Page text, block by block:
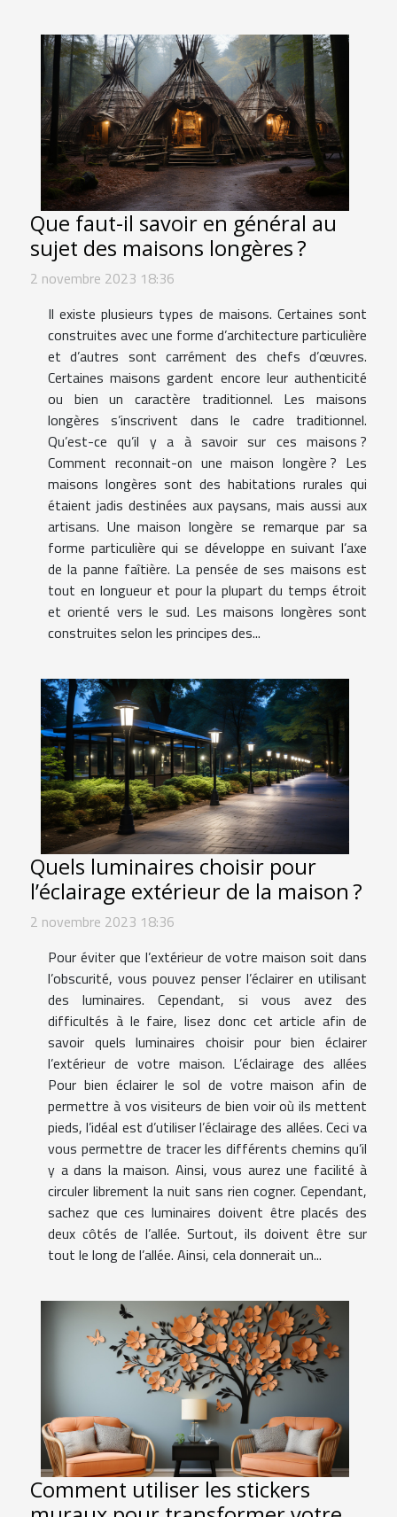
Que faut-il savoir en général au
sujet des maisons longères ?
2 novembre 2023 18:36
Il existe plusieurs types de maisons. Certaines sont
construites avec une forme d’architecture particulière
et d’autres sont carrément des chefs d’œuvres.
Certaines maisons gardent encore leur authenticité
ou bien un caractère traditionnel. Les maisons
longères s’inscrivent dans le cadre traditionnel.
Qu’est-ce qu’il y a à savoir sur ces maisons ?
Comment reconnait-on une maison longère ? Les
maisons longères sont des habitations rurales qui
étaient jadis destinées aux paysans, mais aussi aux
artisans. Une maison longère se remarque par sa
forme particulière qui se développe en suivant l’axe
de la panne faîtière. La pensée de ses maisons est
tout en longueur et pour la plupart du temps étroit
et orienté vers le sud. Les maisons longères sont
construites selon les principes des...
Quels luminaires choisir pour
l’éclairage extérieur de la maison ?
2 novembre 2023 18:36
Pour éviter que l’extérieur de votre maison soit dans
l’obscurité, vous pouvez penser l’éclairer en utilisant
des luminaires. Cependant, si vous avez des
difficultés à le faire, lisez donc cet article afin de
savoir quels luminaires choisir pour bien éclairer
l’extérieur de votre maison. L’éclairage des allées
Pour bien éclairer le sol de votre maison afin de
permettre à vos visiteurs de bien voir où ils mettent
pieds, l’idéal est d’utiliser l’éclairage des allées. Ceci va
vous permettre de tracer les différents chemins qu’il
y a dans la maison. Ainsi, vous aurez une facilité à
circuler librement la nuit sans rien cogner. Cependant,
sachez que ces luminaires doivent être placés des
deux côtés de l’allée. Surtout, ils doivent être sur
tout le long de l’allée. Ainsi, cela donnerait un...
Comment utiliser les stickers